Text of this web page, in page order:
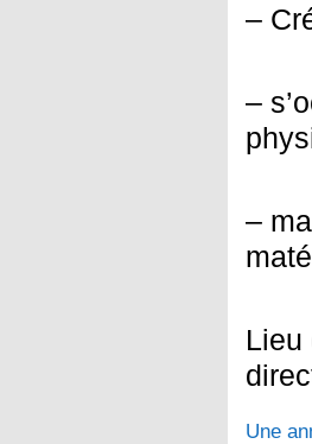
–
–
–
Lieu
Une